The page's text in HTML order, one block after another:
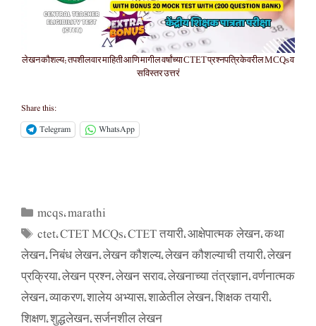
लेखन कौशल्य: तपशीलवार माहिती आणि मागील वर्षांच्या CTET प्रश्नपत्रिकेवरील MCQs व
सविस्तर उत्तरं
Share this:
Telegram
WhatsApp
Categories
mcqs,marathi
Tags
ctet,CTET MCQs,CTET तयारी,आक्षेपात्मक लेखन,कथा
लेखन, निबंध लेखन, लेखन कौशल्य, लेखन कौशल्याची तयारी, लेखन
प्रक्रिया, लेखन प्रश्न, लेखन सराव, लेखनाच्या तंत्रज्ञान, वर्णनात्मक
लेखन, व्याकरण, शालेय अभ्यास, शाळेतील लेखन, शिक्षक तयारी,
शिक्षण, शुद्धलेखन, सर्जनशील लेखन